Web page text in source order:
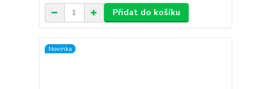
Přidat do košíku
Novinka